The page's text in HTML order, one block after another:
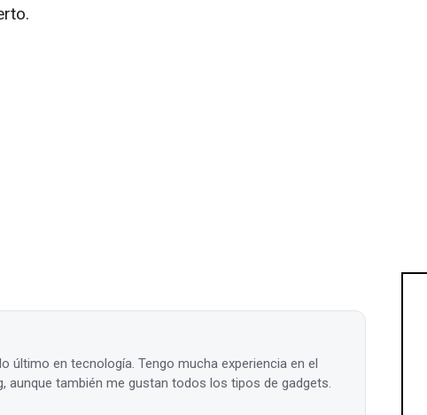
último en tecnología. Tengo mucha experiencia en el
aunque también me gustan todos los tipos de gadgets.